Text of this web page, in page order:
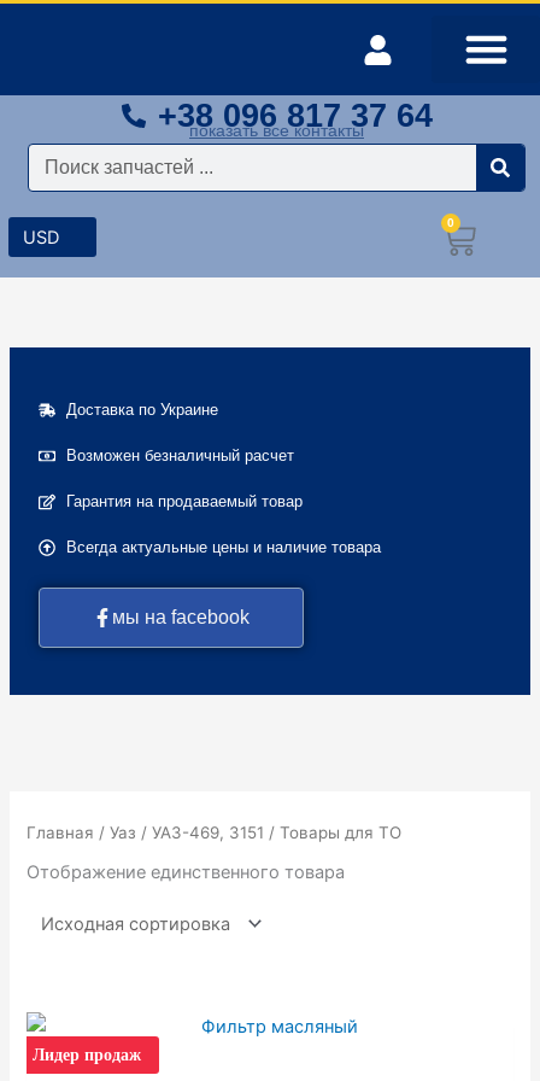
+38 096 817 37 64
показать все контакты
Поиск
0
Доставка по Украине
Возможен безналичный расчет
Гарантия на продаваемый товар
Всегда актуальные цены и наличие товара
мы на facebook
Главная /Уаз /УАЗ-469, 3151 / Товары для ТО
Отображение единственного товара
Лидер продаж